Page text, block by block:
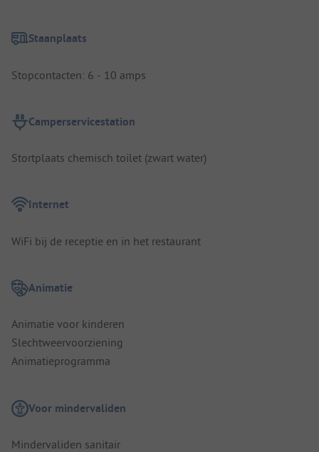
Staanplaats
Stopcontacten: 6 - 10 amps
Camperservicestation
Stortplaats chemisch toilet (zwart water)
Internet
WiFi bij de receptie en in het restaurant
Animatie
Animatie voor kinderen
Slechtweervoorziening
Animatieprogramma
Voor mindervaliden
Mindervaliden sanitair